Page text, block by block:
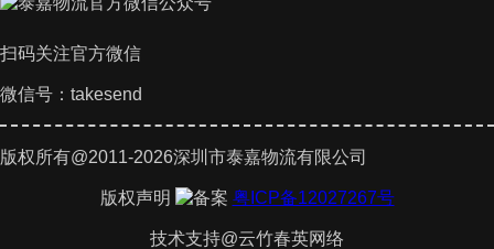
扫码关注官方微信
微信号：takesend
版权所有@2011-2026深圳市泰嘉物流有限公司
版权声明 粤ICP备12027267号
技术支持@云竹春英网络